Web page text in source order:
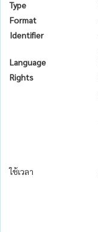
Type
Format
Identifier
Language
Rights
ใช้เวลา